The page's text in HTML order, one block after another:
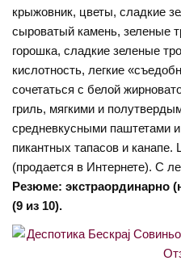
крыжовник, цветы, сладкие
сыроватый камень, зеленые
горошка, сладкие зеленые
кислотность, легкие
сочетаться с белой
гриль, мягкими и
средневкусными паштетами
пикантных тапасов и канапе.
(продается в Интернете). С
Резюме: экстраординарно
(9 из 10).